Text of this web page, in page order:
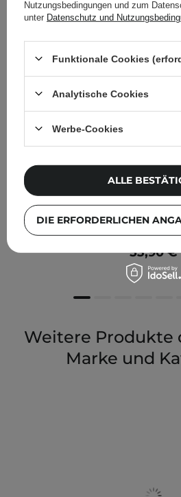
Sesderma - Mesoses
Gesichtscreme
53,90 €
Weitere Produkte
Marke und
Nutzungsbedingungen und zum
unter Datenschutz und
Funktionale Cookies
Analytische Cookies
Werbe-Cookies
DIE ERFORDERLICHEN
ALLE